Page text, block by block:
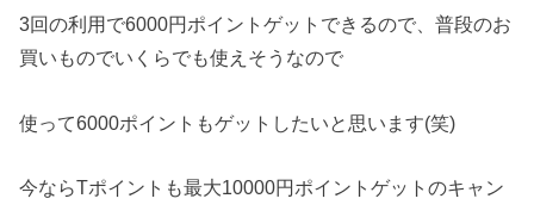
3回の利用で6000円ポイントゲットできるので、普段のお
買いものでいくらでも使えそうなので
使って6000ポイントもゲットしたいと思います(笑)
今ならTポイントも最大10000円ポイントゲットのキャン